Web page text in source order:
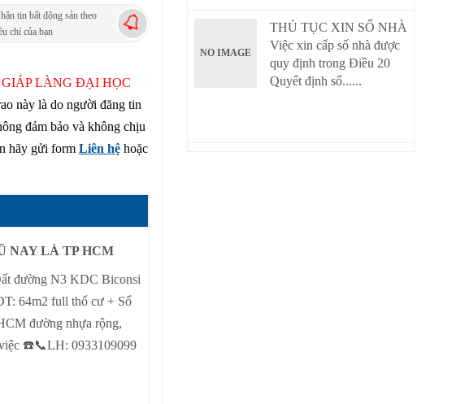
tin bất động sản theo
chí của bạn
LÀNG ĐẠI HỌC
này là do người đăng tin
đảm bảo và không chịu
hãy gửi form Liên hệ hoặc
NAY LÀ TP HCM
đường N3 KDC Biconsi
64m2 full thổ cư + Sổ
đường nhựa rộng,
☎️📞LH: 0933109099
NO IMAGE
THỦ TỤC XIN SỐ NHÀ
Việc xin cấp số nhà được
quy định trong Điều 20
Quyết định số......